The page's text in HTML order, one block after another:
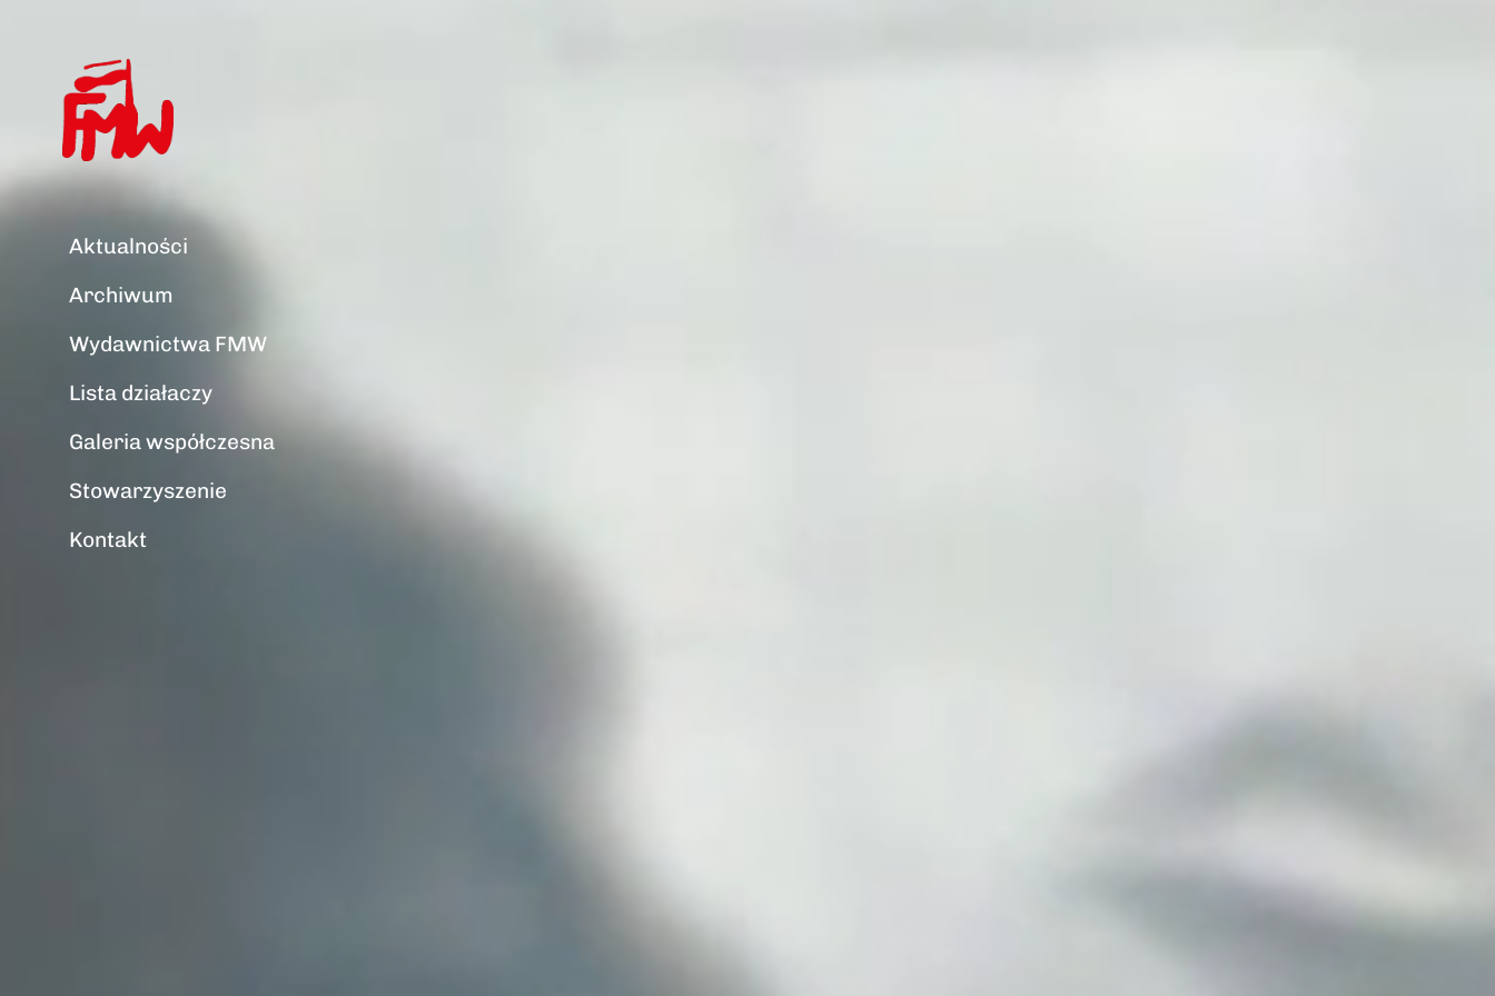
Aktualności
Archiwum
Wydawnictwa FMW
Lista działaczy
Galeria współczesna
Stowarzyszenie
Kontakt